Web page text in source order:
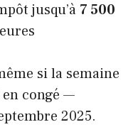
jusqu’à 7 500
si la semaine
congé —
2025.